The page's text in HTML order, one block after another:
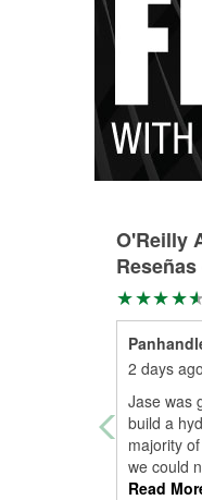
O'Reilly
2 days ago
Jase was
build a
majority
we could
Read